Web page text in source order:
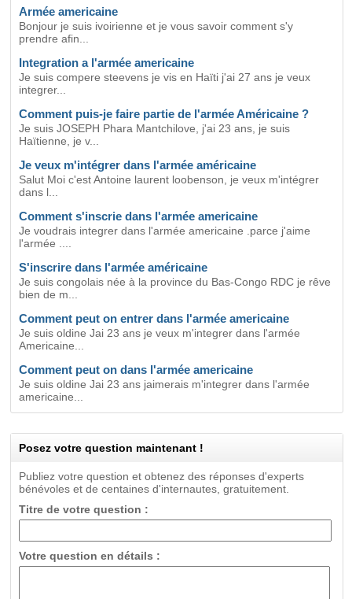
Armée americaine
Bonjour je suis ivoirienne et je vous savoir comment s'y
prendre afin...
Integration a l'armée americaine
Je suis compere steevens je vis en Haïti j'ai 27 ans je veux
integrer...
Comment puis-je faire partie de l'armée Américaine ?
Je suis JOSEPH Phara Mantchilove, j'ai 23 ans, je suis
Haïtienne, je v...
Je veux m'intégrer dans l'armée américaine
Salut Moi c'est Antoine laurent loobenson, je veux m'intégrer
dans l...
Comment s'inscrie dans l'armée americaine
Je voudrais integrer dans l'armée americaine .parce j'aime
l'armée ....
S'inscrire dans l'armée américaine
Je suis congolais née à la province du Bas-Congo RDC je rêve
bien de m...
Comment peut on entrer dans l'armée americaine
Je suis oldine Jai 23 ans je veux m'integrer dans l'armée
Americaine...
Comment peut on dans l'armée americaine
Je suis oldine Jai 23 ans jaimerais m'integrer dans l'armée
americaine...
Posez votre question maintenant !
Publiez votre question et obtenez des réponses d'experts
bénévoles et de centaines d'internautes, gratuitement.
Titre de votre question :
Votre question en détails :